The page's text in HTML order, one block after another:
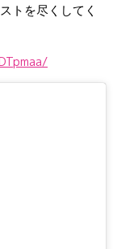
トを尽くしてく